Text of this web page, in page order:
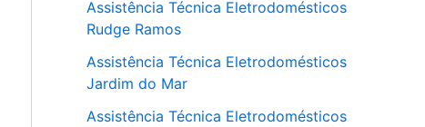
Assistência Técnica Eletrodomésticos
Rudge Ramos
Assistência Técnica Eletrodomésticos
Jardim do Mar
Assistência Técnica Eletrodomésticos